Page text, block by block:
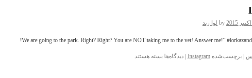
by لوا زند
برچسب‌شده Instagram دیدگاه‌ها برای
بسته هستند